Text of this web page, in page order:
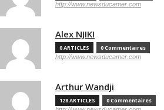
http://www.newsducamer.com
Alex NJIKI
0 ARTICLES 0 Commentaires
http://www.newsducamer.com
Arthur Wandji
128 ARTICLES 0 Commentaires